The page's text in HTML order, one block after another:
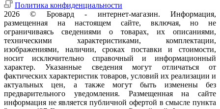
Политика конфиденциальности
2026 © Бровард - интернет-магазин. Информация,
размещенная на настоящем сайте, включая, но не
ограничиваясь сведениями о товарах, их описаниями,
техническими характеристиками, комплектации,
изображениями, наличии, сроках поставки и стоимости,
носит исключительно справочный и информационный
характер. Указанные сведения могут отличаться от
фактических характеристик товаров, условий их реализации и
актуальных цен, а также могут быть изменены без
предварительного уведомления. Размещенная на сайте
информация не является публичной офертой в смысле пункта